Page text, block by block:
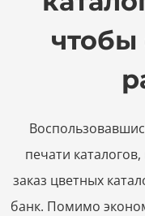
чтобы
печати
заказ цветных
банк. Помимо